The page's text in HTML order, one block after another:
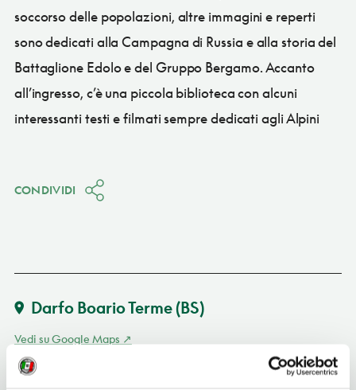
soccorso delle popolazioni, altre immagini e reperti
sono dedicati alla Campagna di Russia e alla storia del
Battaglione Edolo e del Gruppo Bergamo. Accanto
all’ingresso, c’è una piccola biblioteca con alcuni
interessanti testi e filmati sempre dedicati agli Alpini
CONDIVIDI
Darfo Boario Terme(BS)
Vedi su Google Maps